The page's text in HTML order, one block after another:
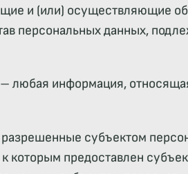
и (или) осуществляющие
персональных данных,
любая информация,
субъектом
к которым предоставлен